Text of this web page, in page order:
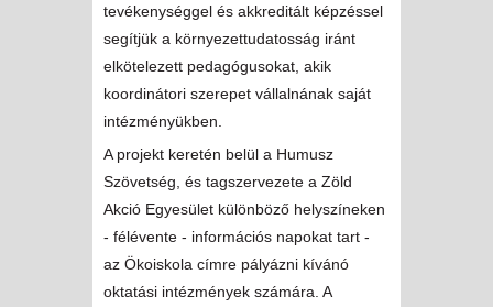
tevékenységgel és akkreditált képzéssel
segítjük a környezettudatosság iránt
elkötelezett pedagógusokat, akik
koordinátori szerepet vállalnának saját
intézményükben.
A projekt keretén belül a Humusz
Szövetség, és tagszervezete a Zöld
Akció Egyesület különböző helyszíneken
- félévente - információs napokat tart -
az Ökoiskola címre pályázni kívánó
oktatási intézmények számára. A